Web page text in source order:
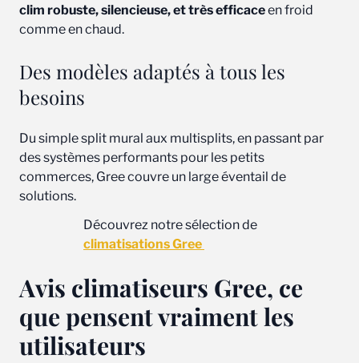
clim robuste, silencieuse, et très efficaceen froid
comme en chaud.
Des modèles adaptés à tous les
besoins
Du simple split mural aux multisplits, en passant par
des systèmes performants pour les petits
commerces, Gree couvre un large éventail de
solutions.
Découvrez notre sélection de
climatisations Gree
Avis climatiseurs Gree, ce
que pensent vraiment les
utilisateurs